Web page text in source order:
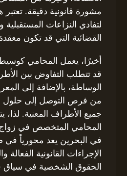
مشورة قانونية دقيقة. تعتبر
لتفادي النزاعات
القضائية التي قد تكون
أخيرًا، يعمل المحامي
قد تتطلب التفاوض بين
الوساطة، بالإضافة إلى
من فرص التوصل إلى حلول
جميع الأطراف المعنية. لذا،
المحامي المتخصص في زواج
في البحرين يعد محورياً
الإجراءات القانونية
الحقوق الشخصية في سياق